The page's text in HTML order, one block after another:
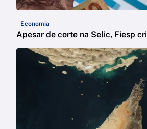
Economia
Apesar de corte na Selic, Fiesp